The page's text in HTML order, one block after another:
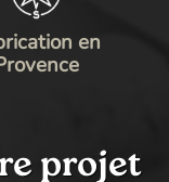
en
projet